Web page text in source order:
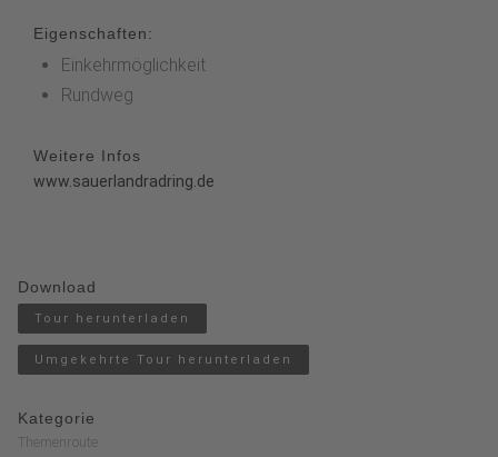
Eigenschaften:
Einkehrmöglichkeit
Rundweg
Weitere Infos
www.sauerlandradring.de
Download
Tour herunterladen
Umgekehrte Tour herunterladen
Kategorie
Themenroute